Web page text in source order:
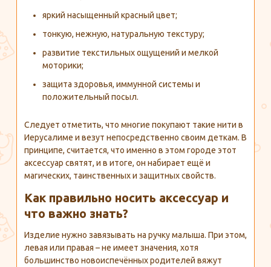
яркий насыщенный красный цвет;
тонкую, нежную, натуральную текстуру;
развитие текстильных ощущений и мелкой
моторики;
защита здоровья, иммунной системы и
положительный посыл.
Следует отметить, что многие покупают такие нити в
Иерусалиме и везут непосредственно своим деткам. В
принципе, считается, что именно в этом городе этот
аксессуар святят, и в итоге, он набирает ещё и
магических, таинственных и защитных свойств.
Как правильно носить аксессуар и
что важно знать?
Изделие нужно завязывать на ручку малыша. При этом,
левая или правая – не имеет значения, хотя
большинство новоиспечённых родителей вяжут